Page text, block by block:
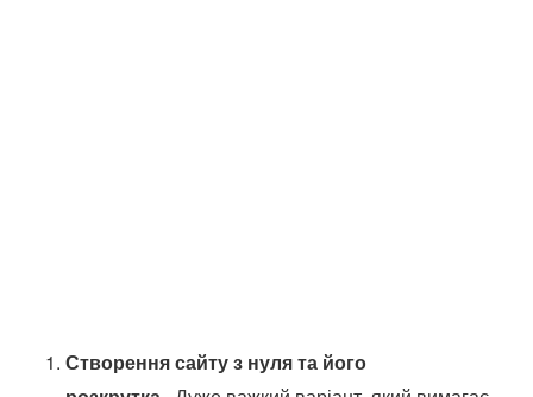
Створення сайту з нуля та його